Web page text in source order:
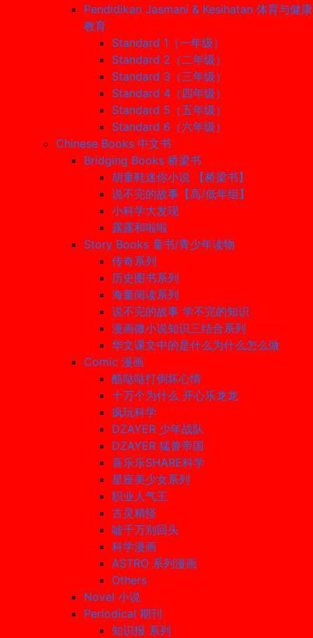
Pendidikan Jasmani & Kesihatan 体育与健康
教育
Standard 1（一年级）
Standard 2（二年级）
Standard 3（三年级）
Standard 4（四年级）
Standard 5（五年级）
Standard 6（六年级）
Chinese Books 中文书
Bridging Books 桥梁书
胡童鞋迷你小说 【桥梁书】
说不完的故事【高/低年组】
小科学大发现
露露和啦啦
Story Books 童书/青少年读物
传奇系列
历史图书系列
海量阅读系列
说不完的故事 学不完的知识
漫画微小说知识三结合系列
华文课文中的是什么为什么怎么做
Comic 漫画
酷哒哒打倒坏心情
十万个为什么 开心乐龙龙
疯玩科学
DZAYER 少年战队
DZAYER 猛兽帝国
喜乐乐SHARE科学
星座美少女系列
职业人气王
古灵精怪
嘘千万别回头
科学漫画
ASTRO 系列漫画
Others
Novel 小说
Periodical 期刊
知识报 系列